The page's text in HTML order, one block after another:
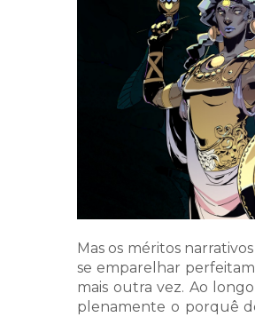
Mas os méritos
se emparelhar
mais outra vez. Ao
plenamente o porquê